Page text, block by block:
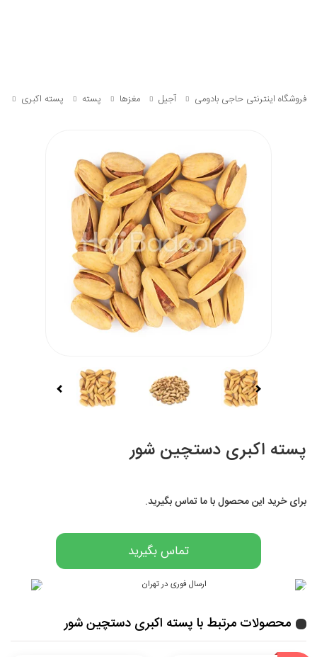
فروشگاه اینترنتی حاجی بادومی آجیل مغزها پسته پسته اکبری
پسته اکبری دستچین شور
برای خرید این محصول با ما تماس بگیرید.
تماس بگیرید
محصولات مرتبط با پسته اکبری دستچین شور